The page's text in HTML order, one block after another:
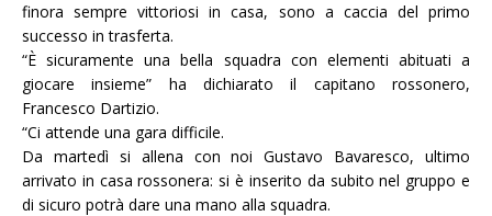
finora sempre vittoriosi in casa, sono a caccia del primo
successo in trasferta.
“È sicuramente una bella squadra con elementi abituati a
giocare insieme” ha dichiarato il capitano rossonero,
Francesco Dartizio.
“Ci attende una gara difficile.
Da martedì si allena con noi Gustavo Bavaresco, ultimo
arrivato in casa rossonera: si è inserito da subito nel gruppo e
di sicuro potrà dare una mano alla squadra.